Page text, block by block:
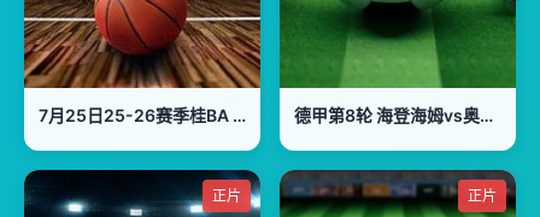
7月25日25-26赛季桂BA 贺州市VS河池市 德甲第8轮 海登海姆vs奥格斯堡
正片 正片